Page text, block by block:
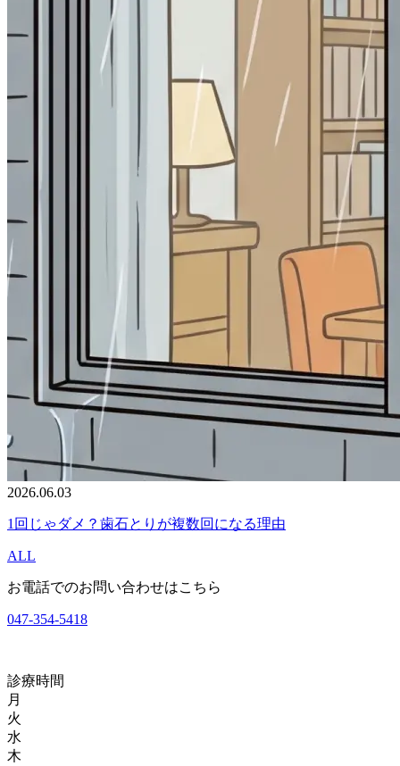
2026.06.03
1回じゃダメ？歯石とりが複数回になる理由
ALL
お電話でのお問い合わせはこちら
047-354-5418
診療時間
月
火
水
木